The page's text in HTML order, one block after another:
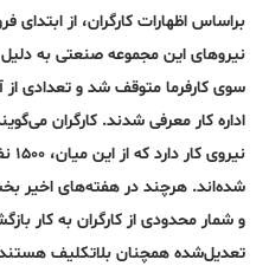
نیروهای این مجموعه صنعتی به
سوی کارفرما متوقف شد و تعدادی از
شده‌اند. هرچند در هفته‌های اخیر
و شمار محدودی از کارگران به کار
تعدیل‌شده همچنان بلاتکلیف